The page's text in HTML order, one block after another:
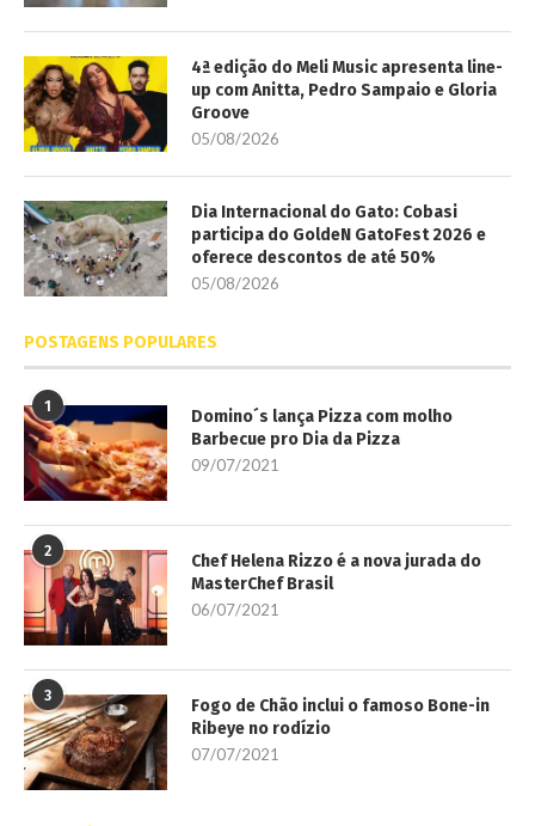
4ª edição do Meli Music apresenta line-
up com Anitta, Pedro Sampaio e Gloria
Groove
05/08/2026
Dia Internacional do Gato: Cobasi
participa do GoldeN GatoFest 2026 e
oferece descontos de até 50%
05/08/2026
POSTAGENS POPULARES
1
Domino´s lança Pizza com molho
Barbecue pro Dia da Pizza
09/07/2021
2
Chef Helena Rizzo é a nova jurada do
MasterChef Brasil
06/07/2021
3
Fogo de Chão inclui o famoso Bone-in
Ribeye no rodízio
07/07/2021